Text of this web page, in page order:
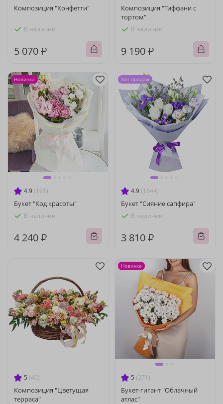
Композиция "Конфетти"
В наличии
5 070 ₽
Композиция "Тиффани с
тортом"
В наличии
9 190 ₽
4.9 (191)
Букет "Код красоты"
В наличии
4 240 ₽
Новинка
4.9 (1644)
Букет "Сияние сапфира"
В наличии
3 810 ₽
Хит продаж
5 (40)
Композиция "Цветущая
терраса"
5 (271)
Букет-гигант "Облачный
атлас"
Новинка